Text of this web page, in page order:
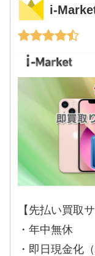
i-
【先払い買取
・年中無休
・即日現金化